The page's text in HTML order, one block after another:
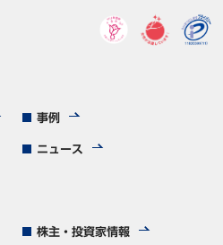
事例
ニュース
株主・投資家情報